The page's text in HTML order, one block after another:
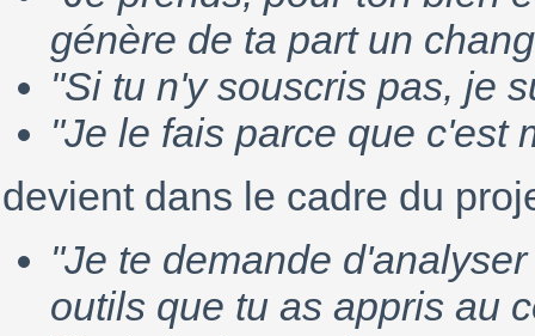
génère de ta part un
"Si tu n'y souscris pas, je
"Je le fais parce que c'est
devient dans le cadre du
"Je te demande
outils que tu as appris au